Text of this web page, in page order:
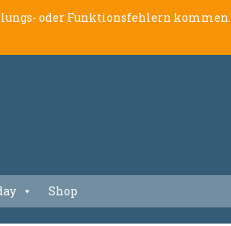
oder Funktionsfehlern kommen.
Shop